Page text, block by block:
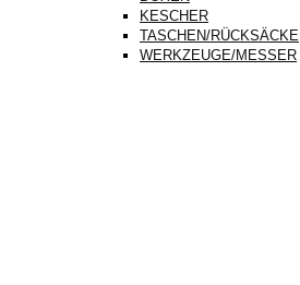
KESCHER
TASCHEN/RÜCKSÄCKE
WERKZEUGE/MESSER